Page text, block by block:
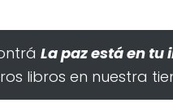
La paz está en tu
libros en nuestra